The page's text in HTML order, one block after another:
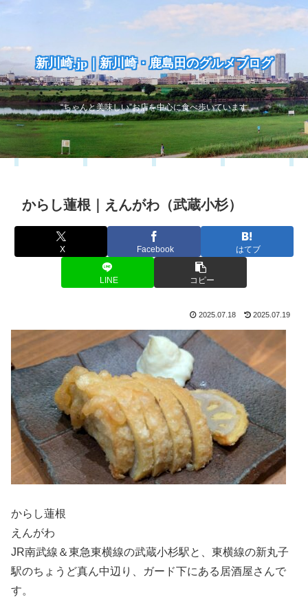
新川崎.jp｜新川崎・鹿島田のグルメブログ
“ちゃんと美味しい”お店を中心に食べ歩いています
からし蓮根｜えんがわ（武蔵小杉）
X Facebook はてブ
LINE コピー
2025.07.18 2025.07.19
からし蓮根
えんがわ
JR南武線＆東急東横線の武蔵小杉駅と、東横線の新丸子
駅のちょうど真ん中辺り、ガード下にある居酒屋さんで
す。